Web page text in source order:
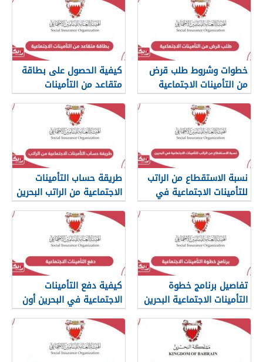
خطوات وشروط طلب قرض
من التأمينات الاجتماعية
البحرين
كيفية الحصول على بطاقة
متقاعد من التأمينات
الاجتماعية
نسبة الاستقطاع من الراتب
للتأمينات الاجتماعية في
البحرين
طريقة حساب التأمينات
الاجتماعية من الراتب البحرين
تفاصيل برنامج خطوة
التأمينات الاجتماعية البحرين
كيفية دفع التأمينات
الاجتماعية في البحرين أون
لاين